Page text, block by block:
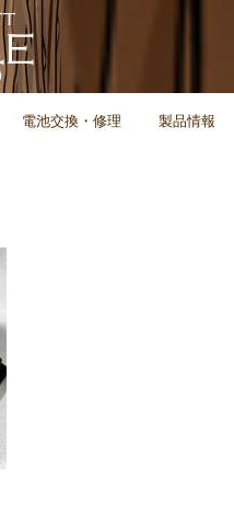
電池交換・修理 製品情報